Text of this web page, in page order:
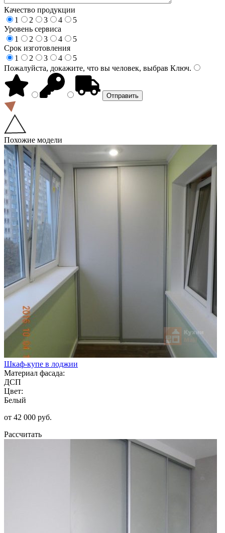
Качество продукции
1
2 3 4
5
Уровень сервиса
1
2 3 4
5
Срок изготовления
1
2 3 4
5
Пожалуйста, докажите, что вы человек, выбрав Ключ.
Похожие модели
Шкаф-купе в лоджии
Материал фасада:
ДСП
Цвет:
Белый
от 42 000 руб.
Рассчитать